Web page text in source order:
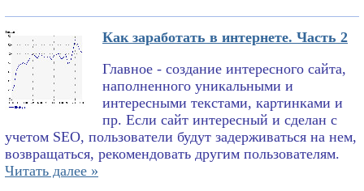
Как заработать в интернете. Часть 2
Главное - создание интересного сайта,
наполненного уникальными и
интересными текстами, картинками и
пр. Если сайт интересный и сделан с
учетом SEO, пользователи будут задерживаться на нем,
возвращаться, рекомендовать другим пользователям.
Читать далее »